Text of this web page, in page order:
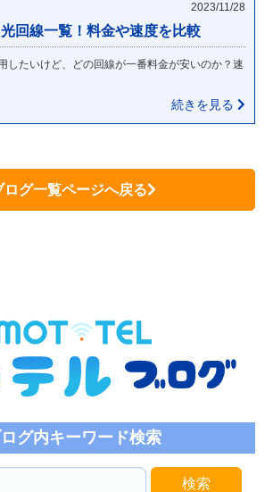
2023/11/28
回線一覧！料金や速度を比較
したいけど、どの回線が一番料金が安いのか？速
続きを見る
ログ一覧ページへ戻る
グ内キーワード検索
検索